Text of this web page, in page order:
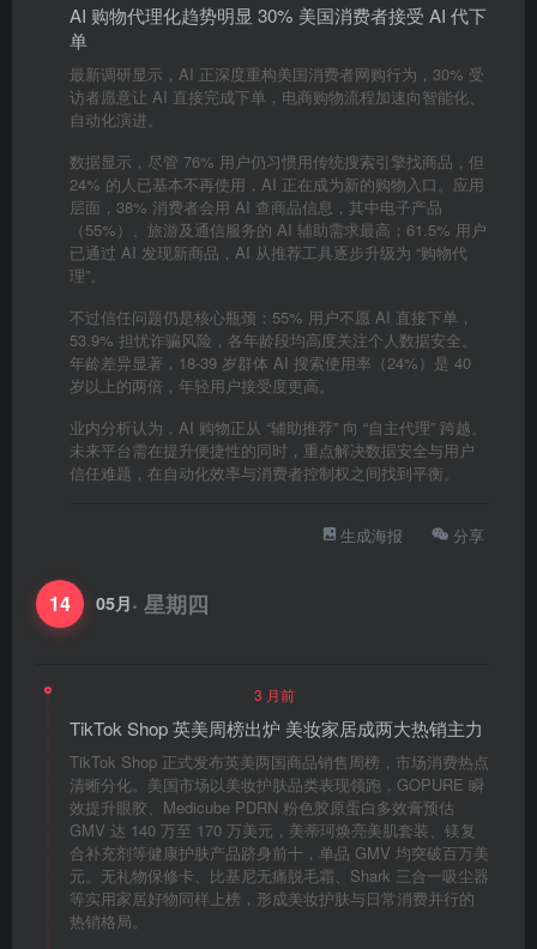
AI 购物代理化趋势明显 30% 美国消费者接受 AI 代下
单
最新调研显示，AI 正深度重构美国消费者网购行为，30% 受
访者愿意让 AI 直接完成下单，电商购物流程加速向智能化、
自动化演进。
数据显示，尽管 76% 用户仍习惯用传统搜索引擎找商品，但
24% 的人已基本不再使用，AI 正在成为新的购物入口。应用
层面，38% 消费者会用 AI 查商品信息，其中电子产品
（55%）、旅游及通信服务的 AI 辅助需求最高；61.5% 用户
已通过 AI 发现新商品，AI 从推荐工具逐步升级为 “购物代
理”。
不过信任问题仍是核心瓶颈：55% 用户不愿 AI 直接下单，
53.9% 担忧诈骗风险，各年龄段均高度关注个人数据安全。
年龄差异显著，18-39 岁群体 AI 搜索使用率（24%）是 40
岁以上的两倍，年轻用户接受度更高。
业内分析认为，AI 购物正从 “辅助推荐” 向 “自主代理” 跨越。
未来平台需在提升便捷性的同时，重点解决数据安全与用户
信任难题，在自动化效率与消费者控制权之间找到平衡。
生成海报 分享
14 05月· 星期四
3 月前
TikTok Shop 英美周榜出炉 美妆家居成两大热销主力
TikTok Shop 正式发布英美两国商品销售周榜，市场消费热点
清晰分化。美国市场以美妆护肤品类表现领跑，GOPURE 瞬
效提升眼胶、Medicube PDRN 粉色胶原蛋白多效膏预估
GMV 达 140 万至 170 万美元，美蒂珂焕亮美肌套装、镁复
合补充剂等健康护肤产品跻身前十，单品 GMV 均突破百万美
元。无礼物保修卡、比基尼无痛脱毛霜、Shark 三合一吸尘器
等实用家居好物同样上榜，形成美妆护肤与日常消费并行的
热销格局。